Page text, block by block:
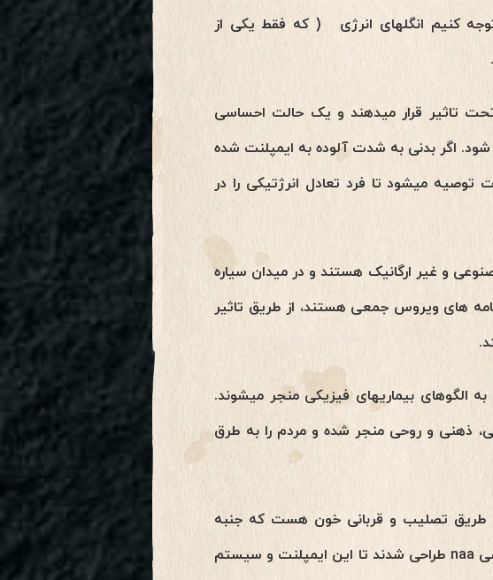
کنیم انگلهای انرژی ( که فقط یکی از
تاثیر قرار میدهند و یک حالت احساسی
شود. اگر بدنی به شدت آلوده به ایمپلنت شده
توصیه میشود تا فرد تعادل انرژتیکی را در
و غیر ارگانیک هستند و در میدان سیاره
های ویروس جمعی هستند، از طریق تاثیر
الگوهای بیماریهای فیزیکی منجر میشوند.
ذهنی و روحی منجر شده و مردم را به طرق
طریق تصلیب و قربانی خون هست که جنبه
روحی درونی فرد را هدف قرار میدهد. نظامات اعتقادی توسط اتحادیه بیگانگان منفی naa طراحی شدند تا این ایمپلنت و سیستم